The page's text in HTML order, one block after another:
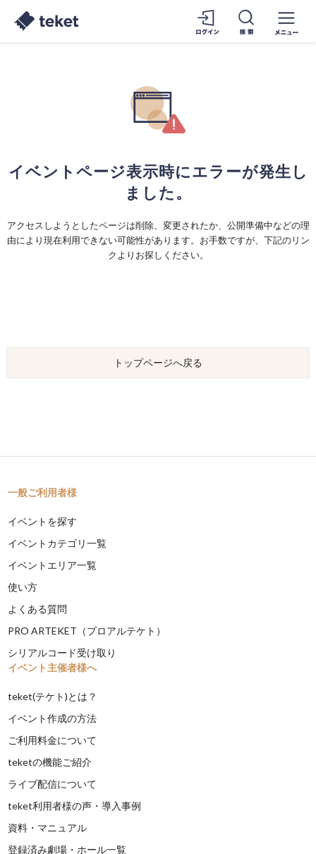
イベントページ表示時にエラーが発生し
ました。
アクセスしようとしたページは削除、変更されたか、公開準備中などの理
由により現在利用できない可能性があります。お手数ですが、下記のリン
クよりお探しください。
トップページへ戻る
一般ご利用者様
イベントを探す
イベントカテゴリ一覧
イベントエリア一覧
使い方
よくある質問
PRO ARTEKET（プロアルテケト）
シリアルコード受け取り
イベント主催者様へ
teket(テケト)とは？
イベント作成の方法
ご利用料金について
teketの機能ご紹介
ライブ配信について
teket利用者様の声・導入事例
資料・マニュアル
登録済み劇場・ホール一覧